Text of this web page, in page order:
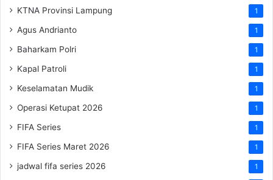
KTNA Provinsi Lampung 1
Agus Andrianto 1
Baharkam Polri 1
Kapal Patroli 1
Keselamatan Mudik 1
Operasi Ketupat 2026 1
FIFA Series 1
FIFA Series Maret 2026 1
jadwal fifa series 2026 1